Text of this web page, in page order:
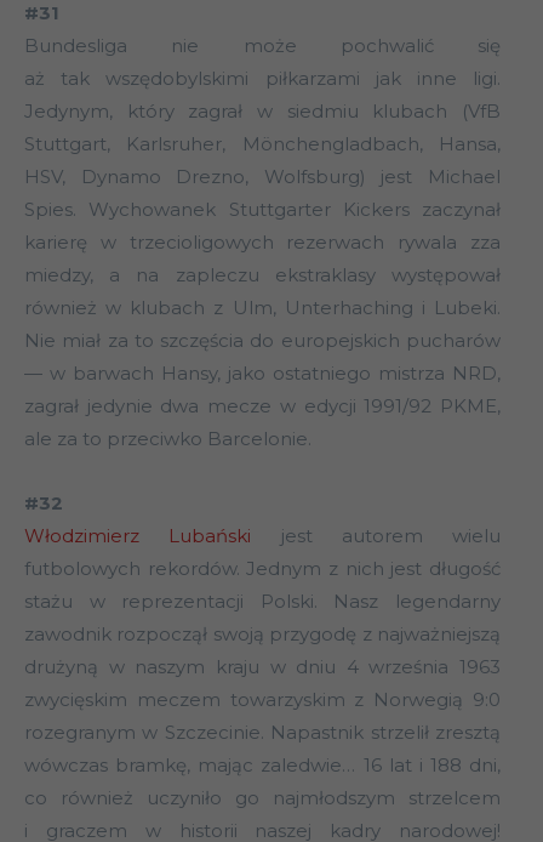
#31
Bundesliga nie może pochwalić się
aż tak wszędobylskimi piłkarzami jak inne ligi.
Jedynym, który zagrał w siedmiu klubach (VfB
Stuttgart, Karlsruher, Mönchengladbach, Hansa,
HSV, Dynamo Drezno, Wolfsburg) jest Michael
Spies. Wychowanek Stuttgarter Kickers zaczynał
karierę w trzecioligowych rezerwach rywala zza
miedzy, a na zapleczu ekstraklasy występował
również w klubach z Ulm, Unterhaching i Lubeki.
Nie miał za to szczęścia do europejskich pucharów
— w barwach Hansy, jako ostatniego mistrza NRD,
zagrał jedynie dwa mecze w edycji 1991/92 PKME,
ale za to przeciwko Barcelonie.
#32
Włodzimierz Lubański jest autorem wielu
futbolowych rekordów. Jednym z nich jest długość
stażu w reprezentacji Polski. Nasz legendarny
zawodnik rozpoczął swoją przygodę z najważniejszą
drużyną w naszym kraju w dniu 4 września 1963
zwycięskim meczem towarzyskim z Norwegią 9:0
rozegranym w Szczecinie. Napastnik strzelił zresztą
wówczas bramkę, mając zaledwie… 16 lat i 188 dni,
co również uczyniło go najmłodszym strzelcem
i graczem w historii naszej kadry narodowej!